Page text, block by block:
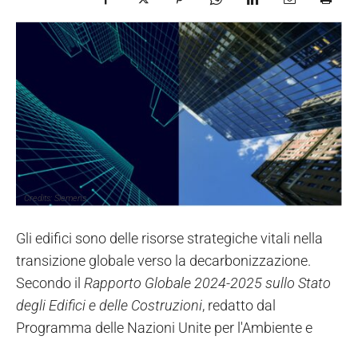
Credits: Siemens
Gli edifici sono delle risorse strategiche vitali nella
transizione globale verso la decarbonizzazione.
Secondo il Rapporto Globale 2024-2025 sullo Stato
degli Edifici e delle Costruzioni, redatto dal
Programma delle Nazioni Unite per l'Ambiente e